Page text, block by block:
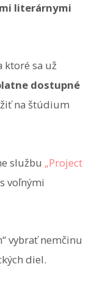
literárnymi
ktoré sa už
dostupné
na štúdium
službu „Project
voľnými
vybrať nemčinu
diel.